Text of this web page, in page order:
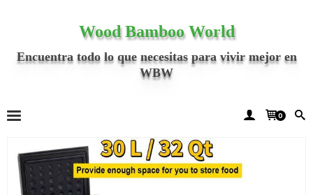
Wood Bamboo World
Encuentra todo lo que necesitas para vivir mejor en
WBW
0